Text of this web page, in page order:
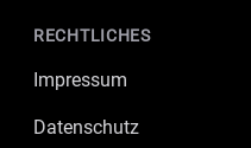
RECHTLICHES
Impressum
Datenschutz